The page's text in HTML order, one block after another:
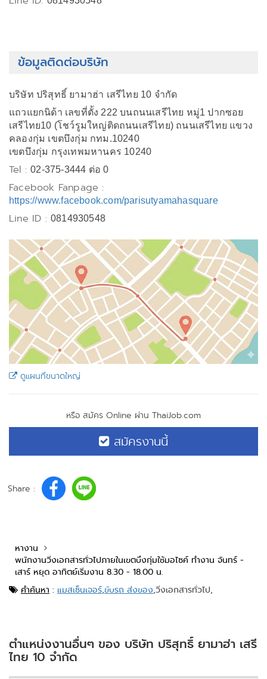
ข้อมูลติดต่อบริษัท
บริษัท ปริสุทธิ์ ยามาฮ่า เสรีไทย 10 จำกัด
แถวแยกนิด้า เลขที่ตั้ง 222 บนถนนเสรีไทย หมู่1 ปากซอย
เสรีไทย10 (โชว์รูมใหญ่ติดถนนเสรีไทย) ถนนเสรีไทย แขวง
คลองกุ่ม เขตบึงกุ่ม กทม.10240
เขตบึงกุ่ม กรุงเทพมหานคร 10240
Tel :02-375-3444 ต่อ 0
Facebook Fanpage :
https://www.facebook.com/parisutyamahasquare
Line ID : 0814930548
ดูแผนที่ขนาดใหญ่
หรือ สมัคร Online ผ่าน ThaiJob.com
สมัครงานนี้
Share :
หางาน
พนักงานวิ่งเอกสารทั่วไปภายในเขตบึงกุ่มใช้มอไซค์ ทำงาน จันทร์ -
เสาร์ หยุด อาทิตย์เริ่มงาน 8.30 - 18.00 น.
คำค้นหา : แมสเซ็นเจอร์,ขับรถ ส่งของ,วิ่งเอกสารทั่วไป,
ตำแหน่งงานอื่นๆ ของ บริษัท ปริสุทธิ์ ยามาฮ่า เสรี
ไทย 10 จำกัด